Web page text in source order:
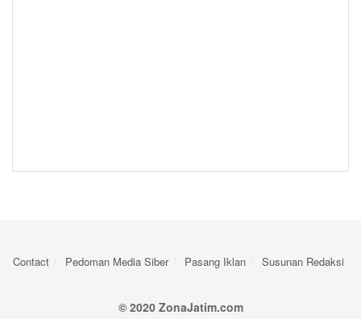
Contact Pedoman Media Siber Pasang Iklan Susunan Redaksi
© 2020 ZonaJatim.com